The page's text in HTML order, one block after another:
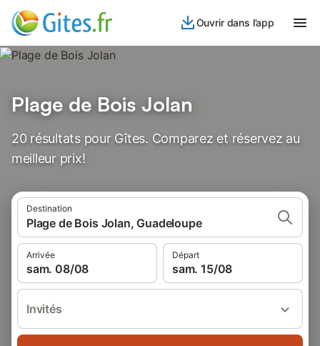
Ouvrir dans l’app
Plage de Bois Jolan
20 résultats pour Gîtes. Comparez et réservez au
meilleur prix!
Destination
Plage de Bois Jolan, Guadeloupe
Arrivée
sam. 08/08
Départ
sam. 15/08
Invités